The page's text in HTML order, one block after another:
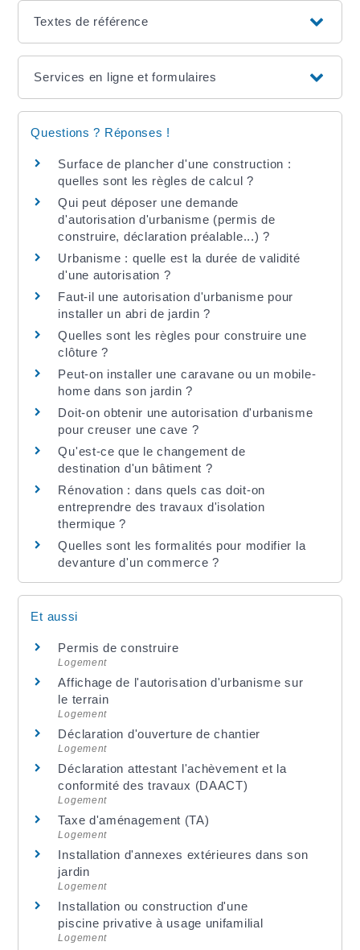
Textes de référence
Services en ligne et formulaires
Questions ? Réponses !
Surface de plancher d'une construction :
quelles sont les règles de calcul ?
Qui peut déposer une demande
d'autorisation d'urbanisme (permis de
construire, déclaration préalable...) ?
Urbanisme : quelle est la durée de validité
d'une autorisation ?
Faut-il une autorisation d'urbanisme pour
installer un abri de jardin ?
Quelles sont les règles pour construire une
clôture ?
Peut-on installer une caravane ou un mobile-
home dans son jardin ?
Doit-on obtenir une autorisation d'urbanisme
pour creuser une cave ?
Qu'est-ce que le changement de
destination d'un bâtiment ?
Rénovation : dans quels cas doit-on
entreprendre des travaux d'isolation
thermique ?
Quelles sont les formalités pour modifier la
devanture d'un commerce ?
Et aussi
Permis de construire
Logement
Affichage de l'autorisation d'urbanisme sur
le terrain
Logement
Déclaration d'ouverture de chantier
Logement
Déclaration attestant l'achèvement et la
conformité des travaux (DAACT)
Logement
Taxe d'aménagement (TA)
Logement
Installation d'annexes extérieures dans son
jardin
Logement
Installation ou construction d'une
piscine privative à usage unifamilial
Logement